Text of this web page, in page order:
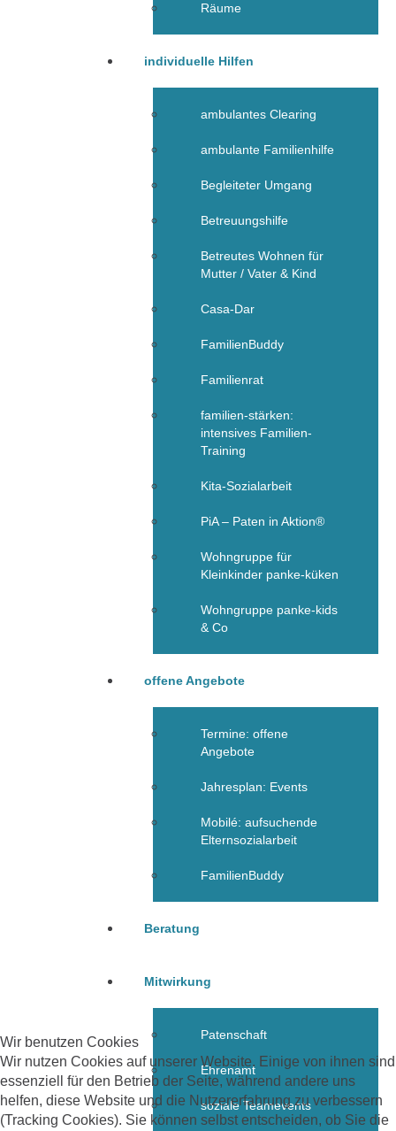
Räume
individuelle Hilfen
ambulantes Clearing
ambulante Familienhilfe
Begleiteter Umgang
Betreuungshilfe
Betreutes Wohnen für
Mutter / Vater & Kind
Casa-Dar
FamilienBuddy
Familienrat
familien-stärken:
intensives Familien-
Training
Kita-Sozialarbeit
PiA – Paten in Aktion®
Wohngruppe für
Kleinkinder panke-küken
Wohngruppe panke-kids
& Co
offene Angebote
Termine: offene
Angebote
Jahresplan: Events
Mobilé: aufsuchende
Elternsozialarbeit
FamilienBuddy
Beratung
Mitwirkung
Patenschaft
Ehrenamt
soziale Teamevents
Wir benutzen Cookies
Wir nutzen Cookies auf unserer Website. Einige von ihnen sind
essenziell für den Betrieb der Seite, während andere uns
helfen, diese Website und die Nutzererfahrung zu verbessern
(Tracking Cookies). Sie können selbst entscheiden, ob Sie die